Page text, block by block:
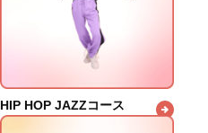
HIP HOP JAZZコース